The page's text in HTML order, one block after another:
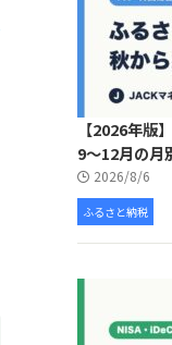
【2026年版
9〜12月の月
2026/8/6
ふるさと納税